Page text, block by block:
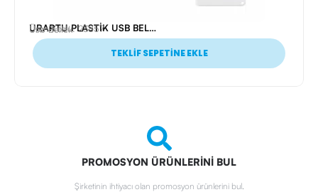
URARTU PLASTİK USB BELLEK (64 GB)
Ürün Kodu: 23857
Usb Bellek
TEKLİF SEPETİNE EKLE
PROMOSYON ÜRÜNLERİNİ BUL
Şirketinin ihtiyacı olan promosyon ürünlerini bul.